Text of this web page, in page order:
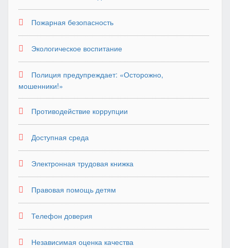
Пожарная безопасность
Экологическое воспитание
Полиция предупреждает: «Осторожно,
мошенники!»
Противодействие коррупции
Доступная среда
Электронная трудовая книжка
Правовая помощь детям
Телефон доверия
Независимая оценка качества